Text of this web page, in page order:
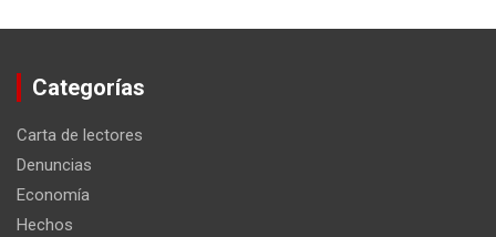
Categorías
Carta de lectores
Denuncias
Economía
Hechos